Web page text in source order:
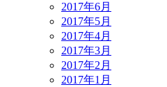
2017年6月
2017年5月
2017年4月
2017年3月
2017年2月
2017年1月